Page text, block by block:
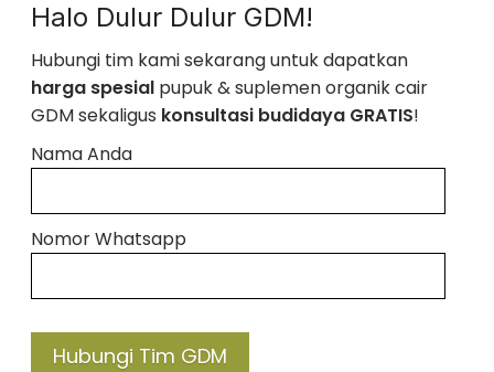
Halo Dulur Dulur GDM!
Hubungi tim kami sekarang untuk dapatkan
harga spesial pupuk & suplemen organik cair
GDM sekaligus konsultasi budidaya GRATIS!
Nama Anda
Nomor Whatsapp
Hubungi Tim GDM